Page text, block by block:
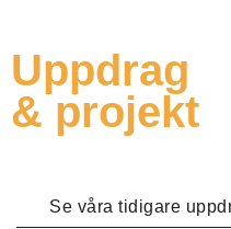
Uppdrag
& projekt
Se våra tidigare